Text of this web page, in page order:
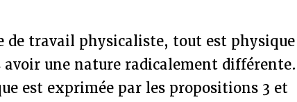
de travail physicaliste, tout est physique
avoir une nature radicalement différente.
est exprimée par les propositions 3 et